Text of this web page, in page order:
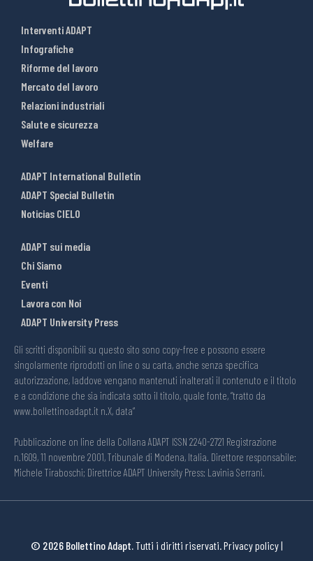
Interventi ADAPT
Infografiche
Riforme del lavoro
Mercato del lavoro
Relazioni industriali
Salute e sicurezza
Welfare
ADAPT International Bulletin
ADAPT Special Bulletin
Noticias CIELO
ADAPT sui media
Chi Siamo
Eventi
Lavora con Noi
ADAPT University Press
Gli scritti disponibili su questo sito sono copy-free e possono essere
singolarmente riprodotti on line o su carta, anche senza specifica
autorizzazione, laddove vengano mantenuti inalterati il contenuto e il titolo
e a condizione che sia indicata sotto il titolo, quale fonte, “tratto da
www.bollettinoadapt.it n.X, data“
Pubblicazione on line della Collana ADAPT ISSN 2240-2721 Registrazione
n.1609, 11 novembre 2001, Tribunale di Modena, Italia. Direttore responsabile:
Michele Tiraboschi; Direttrice ADAPT University Press: Lavinia Serrani.
© 2026 Bollettino Adapt.Tutti i diritti riservati.Privacy policy|